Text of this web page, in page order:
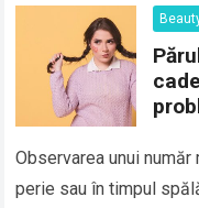
Observarea unui
perie sau în timpul